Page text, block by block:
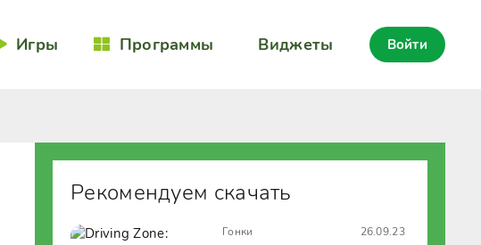
Игры Программы Виджеты Войти
Рекомендуем скачать
Гонки 26.09.23